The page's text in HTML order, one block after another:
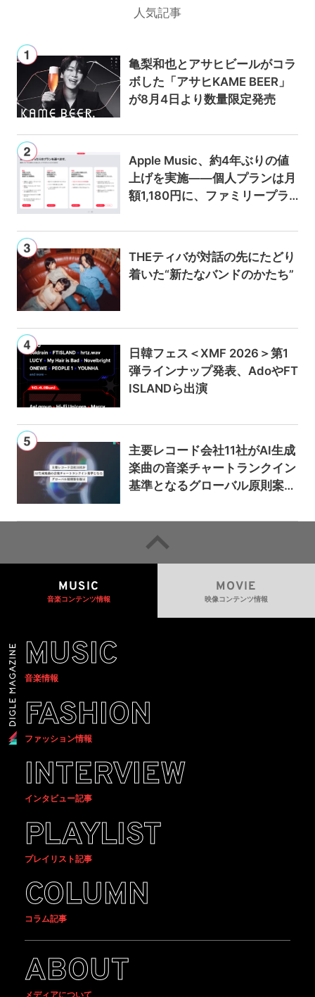
人気記事
亀梨和也とアサヒビールがコラ
ボした「アサヒKAME BEER」
が8月4日より数量限定発売
Apple Music、約4年ぶりの値
上げを実施——個人プランは月
額1,180円に、ファミリープラ
THEティバが対話の先にたどり
着いた“新たなバンドのかたち”
日韓フェス＜XMF 2026＞第1
弾ラインナップ発表、AdoやFT
ISLANDら出演
主要レコード会社11社がAI生成
楽曲の音楽チャートランクイン
基準となるグローバル原則案を
るための統一的な枠組みを提案
MUSIC
音楽コンテンツ情報
MOVIE
映像コンテンツ情報
MUSIC
音楽情報
FASHION
ファッション情報
INTERVIEW
インタビュー記事
PLAYLIST
プレイリスト記事
COLUMN
コラム記事
ABOUT
メディアについて